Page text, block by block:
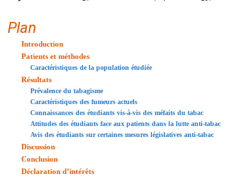
Plan
Introduction
Patients et méthodes
Caractéristiques de la population étudiée
Résultats
Prévalence du tabagisme
Caractéristiques des fumeurs actuels
Connaissances des étudiants vis-à-vis des méfaits du tabac
Attitudes des étudiants face aux patients dans la lutte anti-tabac
Avis des étudiants sur certaines mesures législatives anti-tabac
Discussion
Conclusion
Déclaration d’intérêts